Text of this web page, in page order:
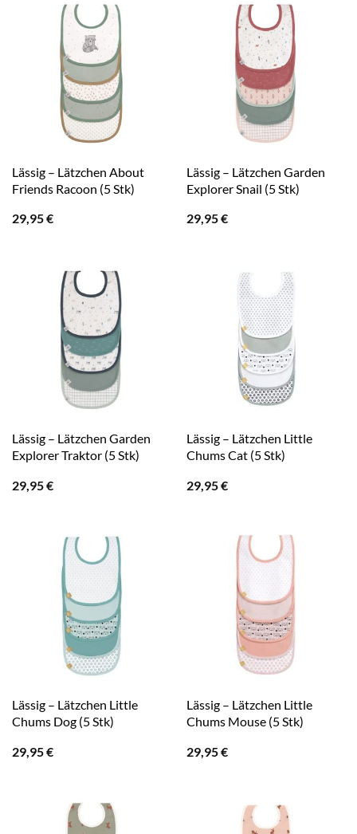
Lässig – Lätzchen About
Friends Racoon (5 Stk)
29,95€
Lässig – Lätzchen Garden
Explorer Snail (5 Stk)
29,95€
Lässig – Lätzchen Garden
Explorer Traktor (5 Stk)
29,95€
Lässig – Lätzchen Little
Chums Cat (5 Stk)
29,95€
Lässig – Lätzchen Little
Chums Dog (5 Stk)
29,95€
Lässig – Lätzchen Little
Chums Mouse (5 Stk)
29,95€